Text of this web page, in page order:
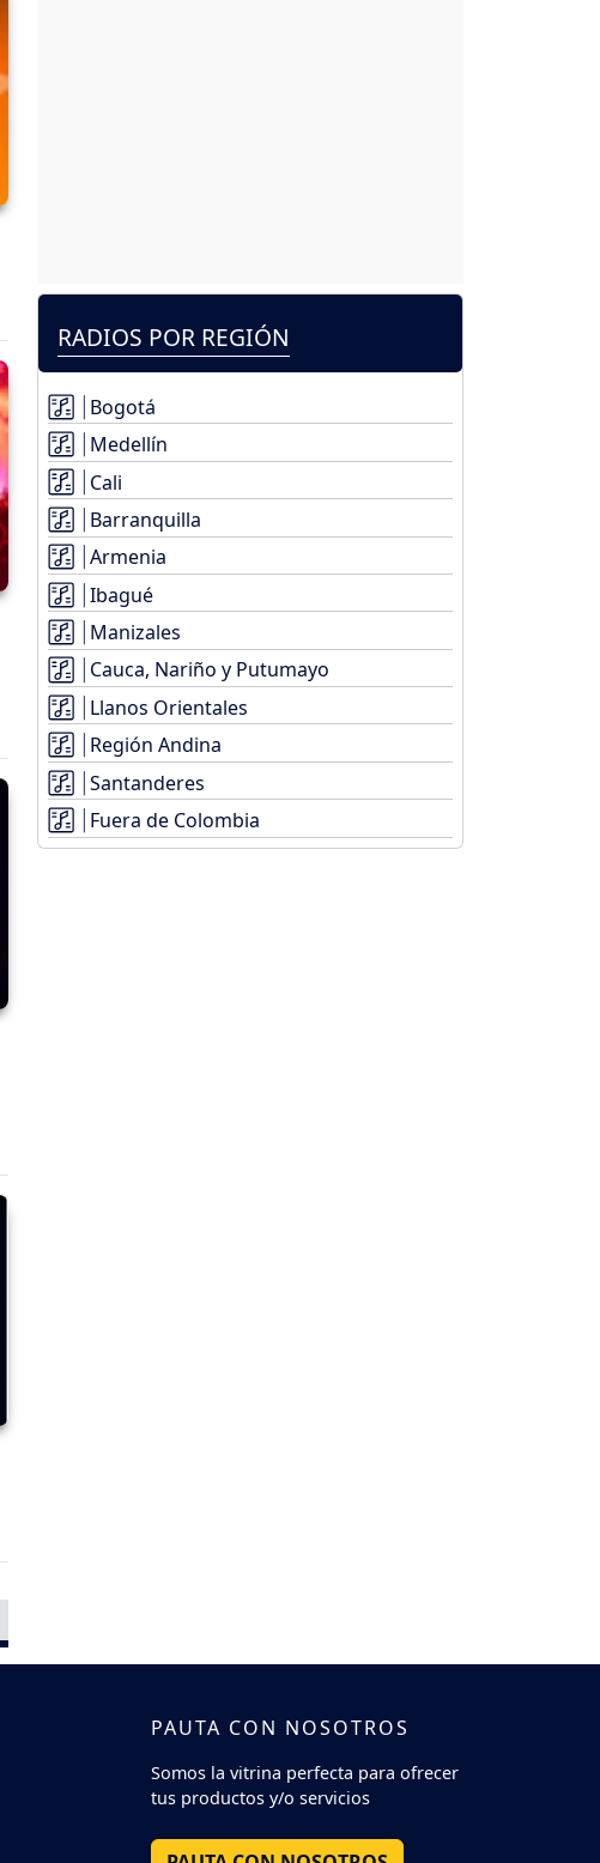
RADIOS POR REGIÓN
Bogotá
Medellín
Cali
Barranquilla
Armenia
Ibagué
Manizales
Cauca, Nariño y Putumayo
Llanos Orientales
Región Andina
Santanderes
Fuera de Colombia
PAUTA CON NOSOTROS
Somos la vitrina perfecta para ofrecer
tus productos y/o servicios